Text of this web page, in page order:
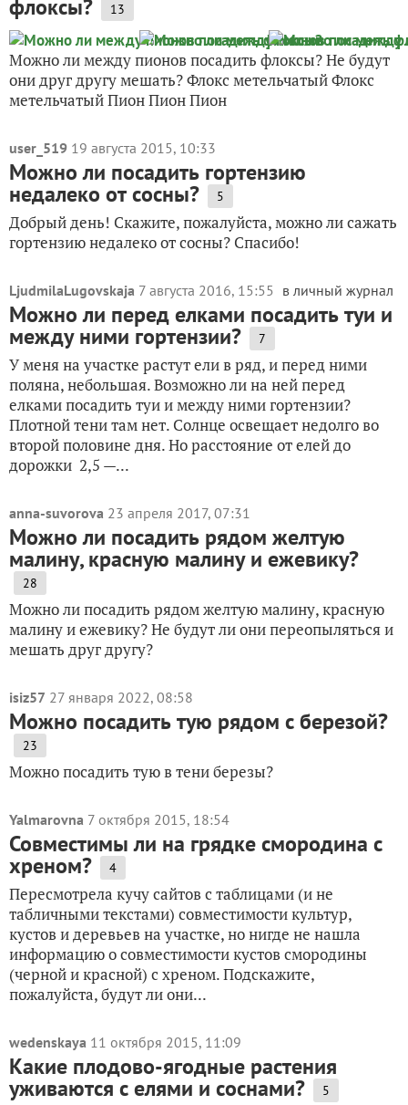
флоксы? 13
Можно ли между пионов посадить флоксы? Не будут
они друг другу мешать? Флокс метельчатый Флокс
метельчатый Пион Пион Пион
user_519 19 августа 2015, 10:33
Можно ли посадить гортензию
недалеко от сосны? 5
Добрый день! Скажите, пожалуйста, можно ли сажать
гортензию недалеко от сосны? Спасибо!
LjudmilaLugovskaja 7 августа 2016, 15:55 в личный журнал
Можно ли перед елками посадить туи и
между ними гортензии? 7
У меня на участке растут ели в ряд, и перед ними
поляна, небольшая. Возможно ли на ней перед
елками посадить туи и между ними гортензии?
Плотной тени там нет. Солнце освещает недолго во
второй половине дня. Но расстояние от елей до
дорожки 2,5 —...
anna-suvorova 23 апреля 2017, 07:31
Можно ли посадить рядом желтую
малину, красную малину и ежевику?
28
Можно ли посадить рядом желтую малину, красную
малину и ежевику? Не будут ли они переопыляться и
мешать друг другу?
isiz57 27 января 2022, 08:58
Можно посадить тую рядом с березой?
23
Можно посадить тую в тени березы?
Yalmarovna 7 октября 2015, 18:54
Совместимы ли на грядке смородина с
хреном? 4
Пересмотрела кучу сайтов с таблицами (и не
табличными текстами) совместимости культур,
кустов и деревьев на участке, но нигде не нашла
информацию о совместимости кустов смородины
(черной и красной) с хреном. Подскажите,
пожалуйста, будут ли они...
wedenskaya 11 октября 2015, 11:09
Какие плодово-ягодные растения
уживаются с елями и соснами? 5